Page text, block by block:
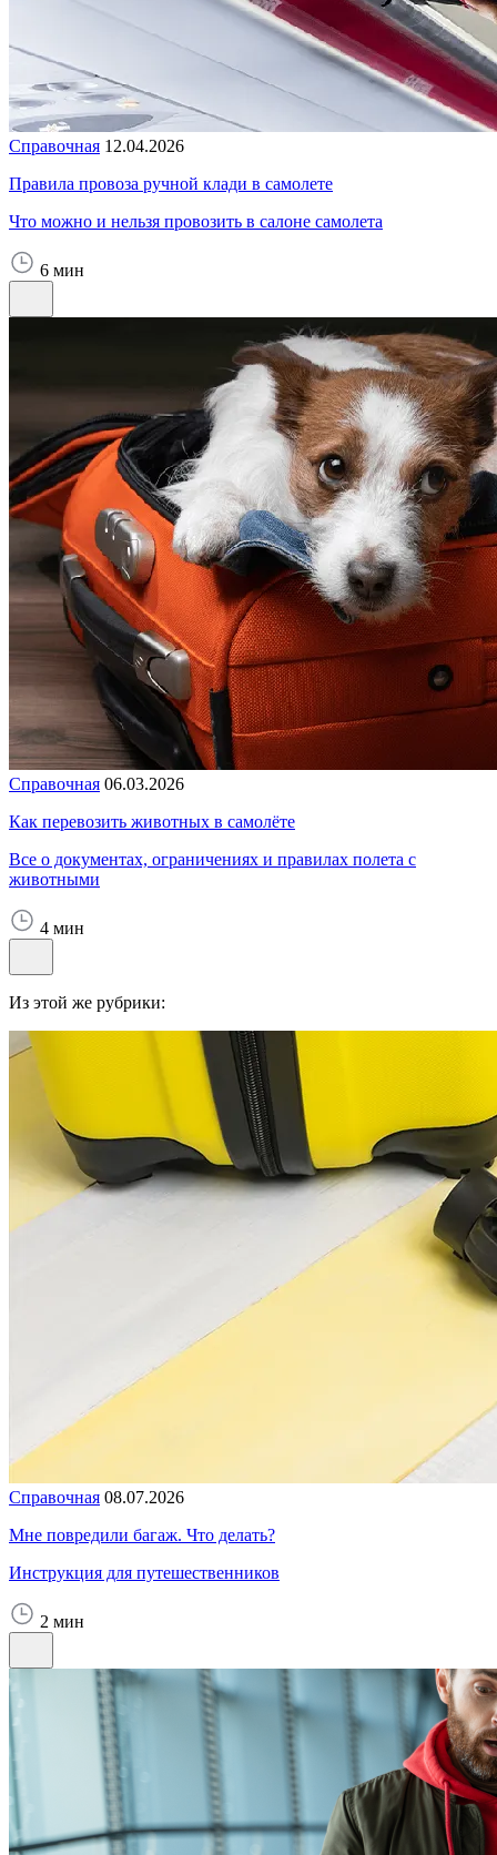
Справочная 12.04.2026
Правила провоза ручной клади в самолете
Что можно и нельзя провозить в салоне самолета
6 мин
Справочная 06.03.2026
Как перевозить животных в самолёте
Все о документах, ограничениях и правилах полета с
животными
4 мин
Из этой же рубрики:
Справочная 08.07.2026
Мне повредили багаж. Что делать?
Инструкция для путешественников
2 мин